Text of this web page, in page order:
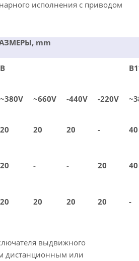
исполнения с приводом
mm
В
~380V ~660V -440V -220V
20 20 20 - 40
20 - - 20 40
20 20 20 20 -
выдвижного
дистанционным или